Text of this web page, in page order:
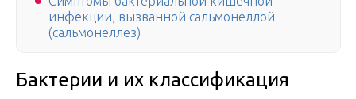
инфекции, вызванной сальмонеллой
(сальмонеллез)
Бактерии и их классификация